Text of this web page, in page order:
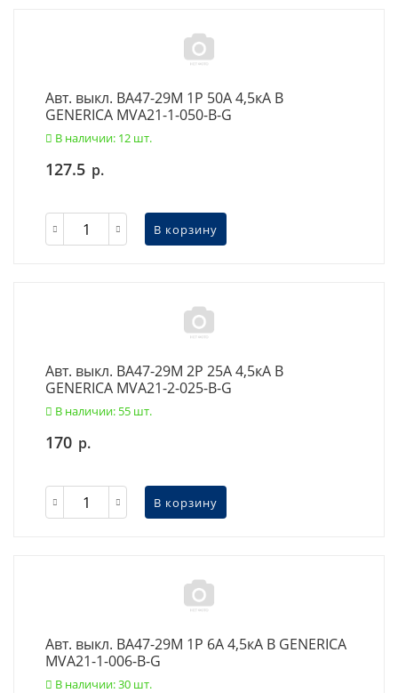
Авт. выкл. ВА47-29М 1P 50А 4,5кА B
GENERICA MVA21-1-050-B-G
В наличии: 12 шт.
127.5 р.
В корзину
Авт. выкл. ВА47-29М 2P 25А 4,5кА B
GENERICA MVA21-2-025-B-G
В наличии: 55 шт.
170 р.
В корзину
Авт. выкл. ВА47-29М 1P 6А 4,5кА B GENERICA
MVA21-1-006-B-G
В наличии: 30 шт.